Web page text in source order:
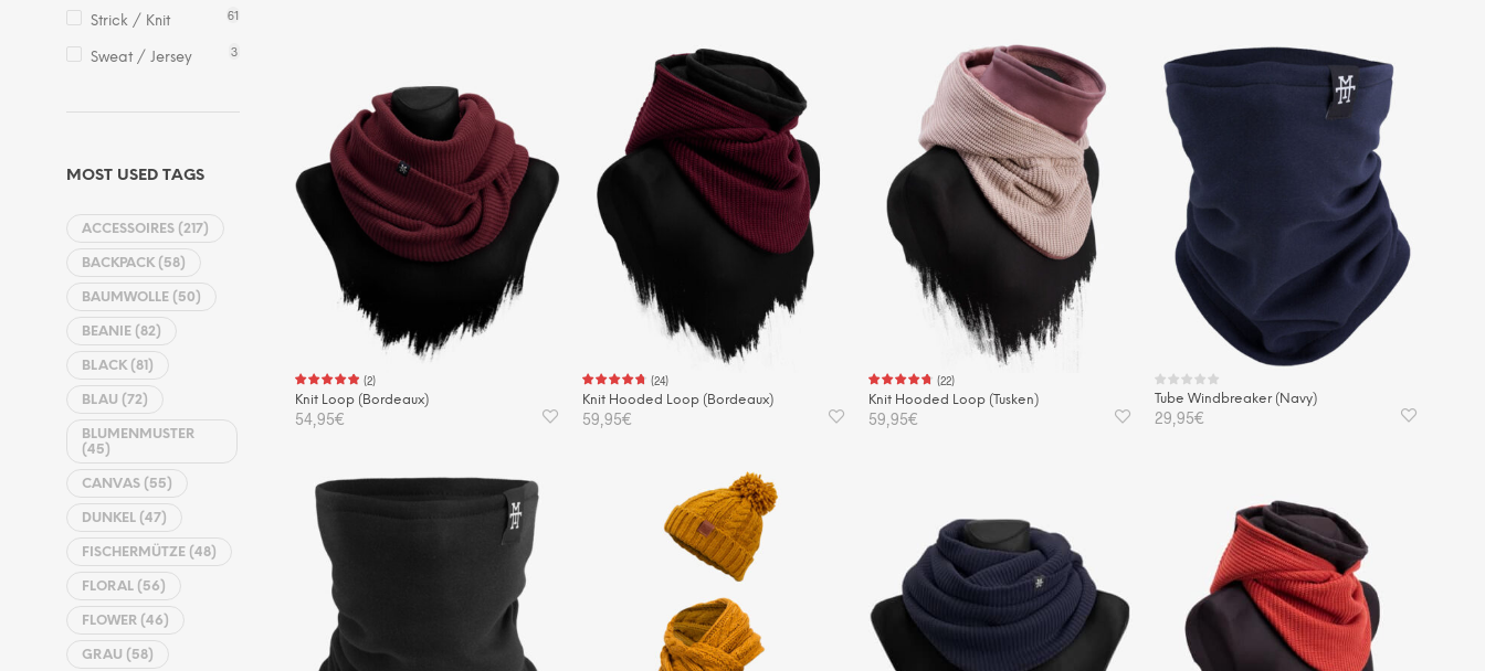
Strick / Knit 61
Sweat / Jersey 3
MOST USED TAGS
ACCESSOIRES (217)
BACKPACK (58)
BAUMWOLLE (50)
BEANIE (82)
BLACK (81)
BLAU (72)
BLUMENMUSTER
(45)
CANVAS (55)
DUNKEL (47)
FISCHERMÜTZE (48)
FLORAL (56)
FLOWER (46)
GRAU (58)
(2)
Knit Loop (Bordeaux)
54,95€
(24)
Knit Hooded Loop (Bordeaux)
59,95€
(22)
Knit Hooded Loop (Tusken)
59,95€
Tube Windbreaker (Navy)
29,95€